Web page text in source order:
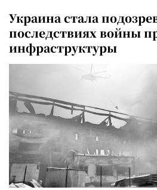
Украина стала
последствиях войны
инфраструктуры